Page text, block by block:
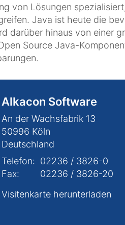
von Lösungen
Java ist heute die
darüber hinaus von einer
Source Java-
Alkacon Software
An der Wachsfabrik 13
50996 Köln
Deutschland
Telefon: 02236 / 3826-0
Fax:
02236 / 3826-20
Visitenkarte herunterladen